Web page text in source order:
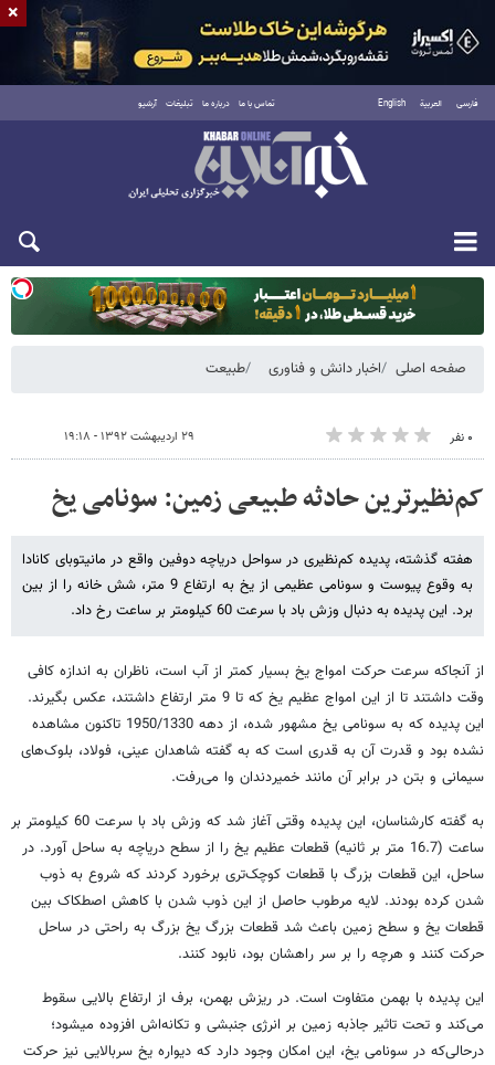
فارسی العربية English تماس با ما درباره ما تبلیغات آرشیو
یکشنبه ۱۸ مرداد ۱۴۰۵
صفحه اصلی اخبار دانش و فناوری طبیعت
۰ نفر ۲۹ اردیبهشت ۱۳۹۲ - ۱۹:۱۸
کم‌نظیرترین حادثه طبیعی زمین: سونامی یخ
هفته گذشته، پدیده کم‌نظیری در سواحل دریاچه دوفین واقع در مانیتوبای کانادا
به وقوع پیوست و سونامی عظیمی از یخ به ارتفاع 9 متر، شش خانه را از بین
برد. این پدیده به دنبال وزش باد با سرعت 60 کیلومتر بر ساعت رخ داد.
از آن‏جاکه سرعت حرکت امواج یخ بسیار کمتر از آب است، ناظران به اندازه کافی
وقت داشتند تا از این امواج عظیم یخ که تا 9 متر ارتفاع داشتند، عکس بگیرند.
این پدیده که به سونامی یخ مشهور شده، از دهه 1950/1330 تاکنون مشاهده
نشده بود و قدرت آن به قدری است که به گفته شاهدان عینی، فولاد، بلوک‌های
سیمانی و بتن در برابر آن مانند خمیردندان وا می‌رفت.
به گفته کارشناسان، این پدیده وقتی آغاز شد که وزش باد با سرعت 60 کیلومتر بر
ساعت (16.7 متر بر ثانیه) قطعات عظیم یخ را از سطح دریاچه به ساحل آورد. در
ساحل، این قطعات بزرگ با قطعات کوچک‌تری برخورد کردند که شروع به ذوب
شدن کرده بودند. لایه مرطوب حاصل از این ذوب شدن با کاهش اصطکاک بین
قطعات یخ و سطح زمین باعث شد قطعات بزرگ یخ بزرگ به راحتی در ساحل
حرکت کنند و هرچه را بر سر راهشان بود، نابود کنند.
این پدیده با بهمن متفاوت است. در ریزش بهمن، برف از ارتفاع بالایی سقوط
می‌کند و تحت تاثیر جاذبه زمین بر انرژی جنبشی و تکانه‌اش افزوده می‎شود؛
درحالی‌که در سونامی یخ، این امکان وجود دارد که دیواره یخ سربالایی نیز حرکت
×